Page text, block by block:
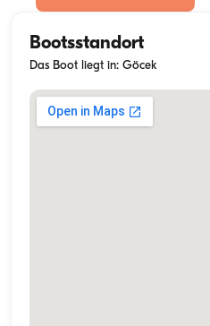
Bootsstandort
Das Boot liegt in: Göcek